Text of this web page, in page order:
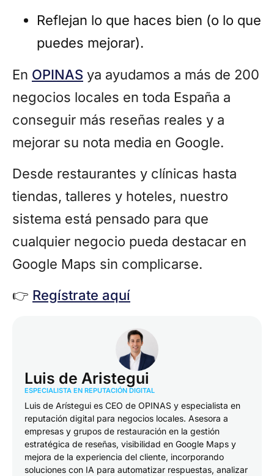
Reflejan lo que haces bien (o lo que
puedes mejorar).
En OPINAS ya ayudamos a más de 200
negocios locales en toda España a
conseguir más reseñas reales y a
mejorar su nota media en Google.
Desde restaurantes y clínicas hasta
tiendas, talleres y hoteles, nuestro
sistema está pensado para que
cualquier negocio pueda destacar en
Google Maps sin complicarse.
👉 Regístrate aquí
Luis de Aristegui
ESPECIALISTA EN REPUTACIÓN DIGITAL
Luis de Arístegui es CEO de OPINAS y especialista en
reputación digital para negocios locales. Asesora a
empresas y grupos de restauración en la gestión
estratégica de reseñas, visibilidad en Google Maps y
mejora de la experiencia del cliente, incorporando
soluciones con IA para automatizar respuestas, analizar